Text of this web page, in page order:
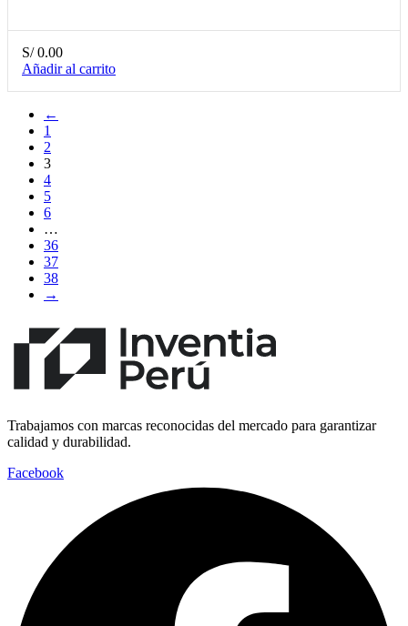
S/0.00
Añadir al carrito
←
1
2
3
4
5
6
…
36
37
38
→
Trabajamos con marcas reconocidas del mercado para garantizar
calidad y durabilidad.
Facebook